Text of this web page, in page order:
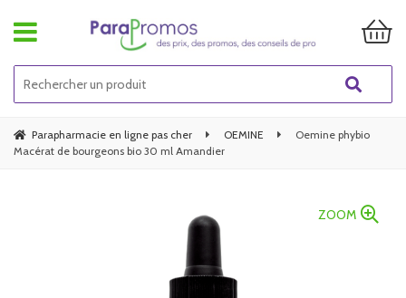
Parapharmacie en ligne pas cher OEMINE
Oemine phybio
Macérat de bourgeons bio 30 ml Amandier
ZOOM